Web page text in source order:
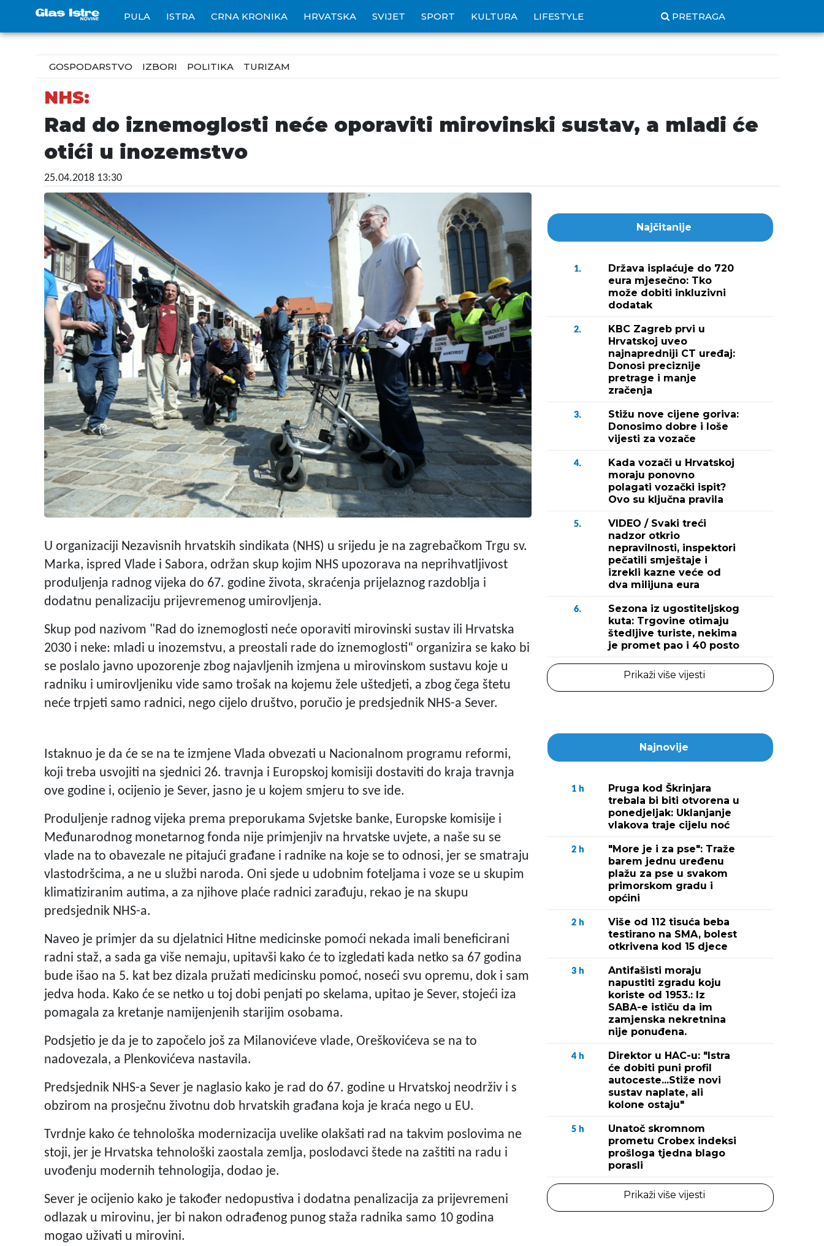
PULA ISTRA CRNA KRONIKA HRVATSKA SVIJET SPORT KULTURA LIFESTYLE PRETRAGA
GOSPODARSTVO IZBORI POLITIKA TURIZAM
NHS:
Rad do iznemoglosti neće oporaviti mirovinski sustav, a mladi će
otići u inozemstvo
25.04.2018 13:30
U organizaciji Nezavisnih hrvatskih sindikata (NHS) u srijedu je na zagrebačkom Trgu sv.
Marka, ispred Vlade i Sabora, održan skup kojim NHS upozorava na neprihvatljivost
produljenja radnog vijeka do 67. godine života, skraćenja prijelaznog razdoblja i
dodatnu penalizaciju prijevremenog umirovljenja.
Skup pod nazivom "Rad do iznemoglosti neće oporaviti mirovinski sustav ili Hrvatska
2030 i neke: mladi u inozemstvu, a preostali rade do iznemoglosti“ organizira se kako bi
se poslalo javno upozorenje zbog najavljenih izmjena u mirovinskom sustavu koje u
radniku i umirovljeniku vide samo trošak na kojemu žele uštedjeti, a zbog čega štetu
neće trpjeti samo radnici, nego cijelo društvo, poručio je predsjednik NHS-a Sever.
Istaknuo je da će se na te izmjene Vlada obvezati u Nacionalnom programu reformi,
koji treba usvojiti na sjednici 26. travnja i Europskoj komisiji dostaviti do kraja travnja
ove godine i, ocijenio je Sever, jasno je u kojem smjeru to sve ide.
Produljenje radnog vijeka prema preporukama Svjetske banke, Europske komisije i
Međunarodnog monetarnog fonda nije primjenjiv na hrvatske uvjete, a naše su se
vlade na to obavezale ne pitajući građane i radnike na koje se to odnosi, jer se smatraju
vlastodršcima, a ne u službi naroda. Oni sjede u udobnim foteljama i voze se u skupim
klimatiziranim autima, a za njihove plaće radnici zarađuju, rekao je na skupu
predsjednik NHS-a.
Naveo je primjer da su djelatnici Hitne medicinske pomoći nekada imali beneficirani
radni staž, a sada ga više nemaju, upitavši kako će to izgledati kada netko sa 67 godina
bude išao na 5. kat bez dizala pružati medicinsku pomoć, noseći svu opremu, dok i sam
jedva hoda. Kako će se netko u toj dobi penjati po skelama, upitao je Sever, stojeći iza
pomagala za kretanje namijenjenih starijim osobama.
Podsjetio je da je to započelo još za Milanovićeve vlade, Oreškovićeva se na to
nadovezala, a Plenkovićeva nastavila.
Predsjednik NHS-a Sever je naglasio kako je rad do 67. godine u Hrvatskoj neodrživ i s
obzirom na prosječnu životnu dob hrvatskih građana koja je kraća nego u EU.
Tvrdnje kako će tehnološka modernizacija uvelike olakšati rad na takvim poslovima ne
stoji, jer je Hrvatska tehnološki zaostala zemlja, poslodavci štede na zaštiti na radu i
uvođenju modernih tehnologija, dodao je.
Sever je ocijenio kako je također nedopustiva i dodatna penalizacija za prijevremeni
odlazak u mirovinu, jer bi nakon odrađenog punog staža radnika samo 10 godina
mogao uživati u mirovini.
Najčitanije
1.
Država isplaćuje do 720
eura mjesečno: Tko
može dobiti inkluzivni
dodatak
2.
KBC Zagreb prvi u
Hrvatskoj uveo
najnapredniji CT uređaj:
Donosi preciznije
pretrage i manje
zračenja
3.
Stižu nove cijene goriva:
Donosimo dobre i loše
vijesti za vozače
4.
Kada vozači u Hrvatskoj
moraju ponovno
polagati vozački ispit?
Ovo su ključna pravila
5.
VIDEO / Svaki treći
nadzor otkrio
nepravilnosti, inspektori
pečatili smještaje i
izrekli kazne veće od
dva milijuna eura
6.
Sezona iz ugostiteljskog
kuta: Trgovine otimaju
štedljive turiste, nekima
je promet pao i 40 posto
Prikaži više vijesti
Najnovije
1 h
Pruga kod Škrinjara
trebala bi biti otvorena u
ponedjeljak: Uklanjanje
vlakova traje cijelu noć
2 h
"More je i za pse": Traže
barem jednu uređenu
plažu za pse u svakom
primorskom gradu i
općini
2 h
Više od 112 tisuća beba
testirano na SMA, bolest
otkrivena kod 15 djece
3 h
Antifašisti moraju
napustiti zgradu koju
koriste od 1953.: Iz
SABA-e ističu da im
zamjenska nekretnina
nije ponuđena.
4 h
Direktor u HAC-u: "Istra
će dobiti puni profil
autoceste...Stiže novi
sustav naplate, ali
kolone ostaju"
5 h
Unatoč skromnom
prometu Crobex indeksi
prošloga tjedna blago
porasli
Prikaži više vijesti